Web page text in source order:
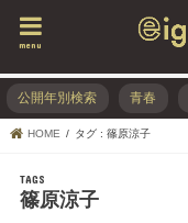
menu
公開年別検索 青春
HOME タグ : 篠原涼子
篠原涼子